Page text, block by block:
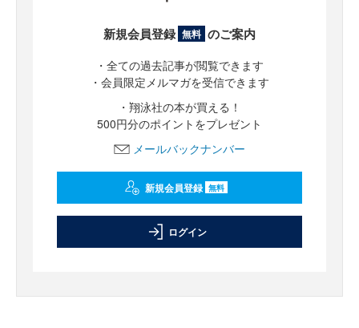
新規会員登録 無料 のご案内
・全ての過去記事が閲覧できます
・会員限定メルマガを受信できます
・翔泳社の本が買える！
500円分のポイントをプレゼント
メールバックナンバー
新規会員登録 無料
ログイン